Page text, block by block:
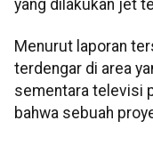
yang dilakukan jet
Menurut laporan
terdengar di area
sementara televisi
bahwa sebuah